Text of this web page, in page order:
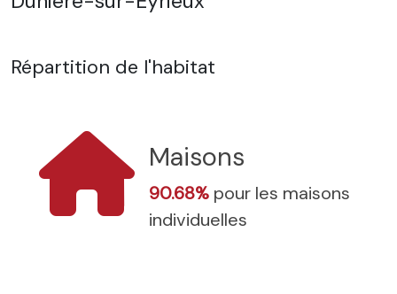
Répartition de l'habitat
Maisons
90.68% pour les maisons
individuelles